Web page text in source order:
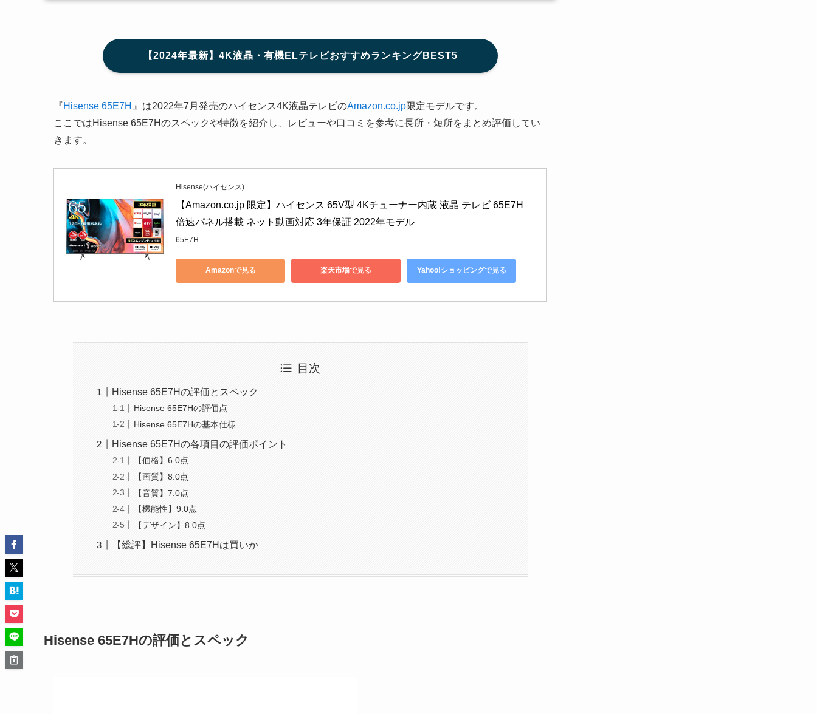
【2024年最新】4K液晶・有機ELテレビおすすめランキングBEST5
『Hisense 65E7H 』は2022年7月発売のハイセンス4K液晶テレビのAmazon.co.jp限定モデルです。
ここではHisense 65E7Hのスペックや特徴を紹介し、レビューや口コミを参考に長所・短所をまとめ評価してい
きます。
Hisense(ハイセンス)
【Amazon.co.jp 限定】ハイセンス 65V型 4Kチューナー内蔵 液晶 テレビ 65E7H
倍速パネル搭載 ネット動画対応 3年保証 2022年モデル
65E7H
Amazonで見る 楽天市場で見る Yahoo!ショッピングで見る
目次
Hisense 65E7Hの評価とスペック
Hisense 65E7Hの評価点
Hisense 65E7Hの基本仕様
Hisense 65E7Hの各項目の評価ポイント
【価格】6.0点
【画質】8.0点
【音質】7.0点
【機能性】9.0点
【デザイン】8.0点
【総評】Hisense 65E7Hは買いか
Hisense 65E7Hの評価とスペック